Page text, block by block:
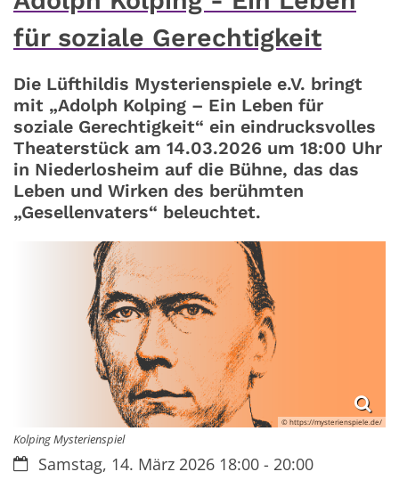
für soziale Gerechtigkeit
Die Lüfthildis Mysterienspiele e.V. bringt
mit „Adolph Kolping – Ein Leben für
soziale Gerechtigkeit“ ein eindrucksvolles
Theaterstück am 14.03.2026 um 18:00 Uhr
in Niederlosheim auf die Bühne, das das
Leben und Wirken des berühmten
„Gesellenvaters“ beleuchtet.
© https://mysterienspiele.de/
Kolping Mysterienspiel
Datum:Samstag, 14. März 2026 18:00 - 20:00